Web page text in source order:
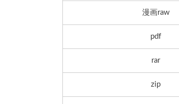
漫画raw
pdf
rar
zip